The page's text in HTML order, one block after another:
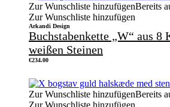
Zur Wunschliste hinzufügenBereits
Zur Wunschliste hinzufügen
Arkandi Design
Buchstabenkette „W“ aus 8
weißen Steinen
€234.00
Zur Wunschliste hinzufügenBereits
Zur Wunschliste hinzufügen